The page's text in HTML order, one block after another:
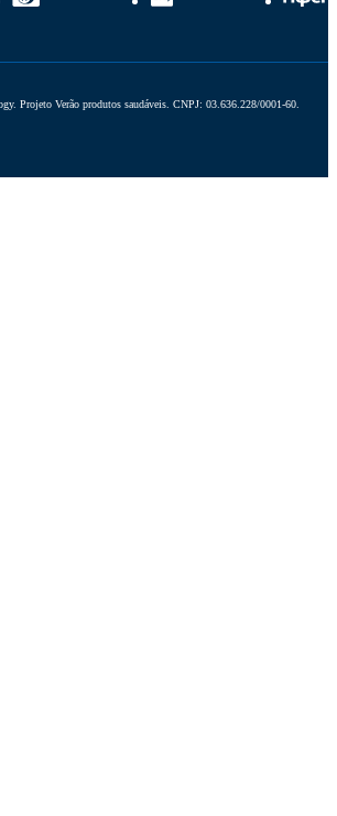
Projeto Verão produtos saudáveis. CNPJ: 03.636.228/0001-60.